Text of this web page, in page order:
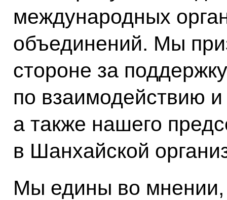
международных
объединений. Мы
стороне за
по взаимодействию
а также нашего
в Шанхайской
Мы едины во мнении,